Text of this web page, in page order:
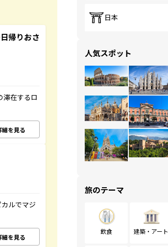
帰りおさ
滞在するロ
細を見る
ルでマジ
細を見る
日本
人気スポット
旅のテーマ
飲食 建築・アート